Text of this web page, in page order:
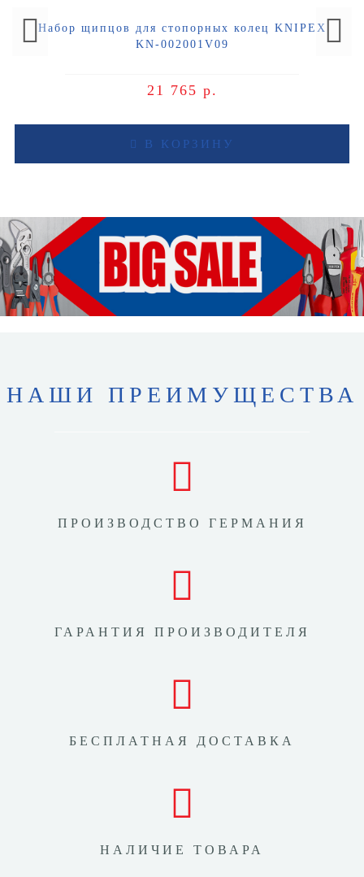
Набор щипцов для стопорных колец KNIPEX
KN-002001V09
21 765 р.
В КОРЗИНУ
НАШИ ПРЕИМУЩЕСТВА
ПРОИЗВОДСТВО ГЕРМАНИЯ
ГАРАНТИЯ ПРОИЗВОДИТЕЛЯ
БЕСПЛАТНАЯ ДОСТАВКА
НАЛИЧИЕ ТОВАРА